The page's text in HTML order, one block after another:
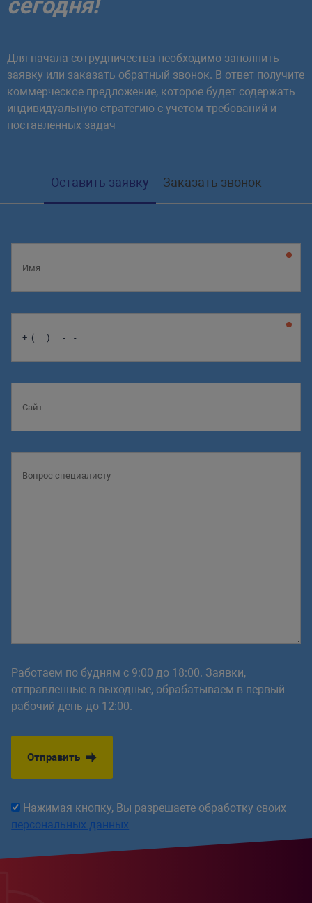
Для начала сотрудничества необходимо заполнить
заявку или заказать обратный звонок. В ответ получите
коммерческое предложение, которое будет содержать
индивидуальную стратегию с учетом требований и
поставленных задач
Оставить заявку Заказать звонок
Работаем по будням с 9:00 до 18:00. Заявки,
отправленные в выходные, обрабатываем в первый
рабочий день до 12:00.
Отправить
Нажимая кнопку, Вы разрешаете обработку своих
персональных данных